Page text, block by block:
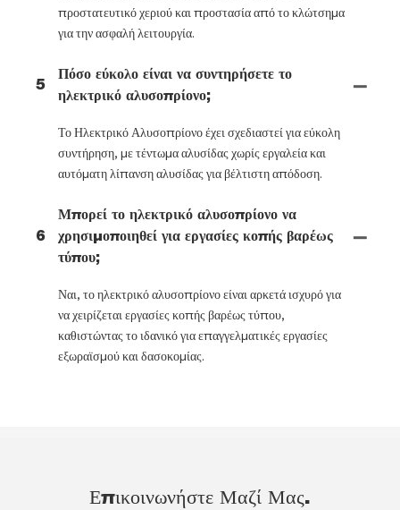
προστατευτικό χεριού και προστασία από το κλώτσημα
για την ασφαλή λειτουργία.
5
Πόσο εύκολο είναι να συντηρήσετε το
ηλεκτρικό αλυσοπρίονο;
Το Ηλεκτρικό Αλυσοπρίονο έχει σχεδιαστεί για εύκολη
συντήρηση, με τέντωμα αλυσίδας χωρίς εργαλεία και
αυτόματη λίπανση αλυσίδας για βέλτιστη απόδοση.
6
Μπορεί το ηλεκτρικό αλυσοπρίονο να
χρησιμοποιηθεί για εργασίες κοπής βαρέως
τύπου;
Ναι, το ηλεκτρικό αλυσοπρίονο είναι αρκετά ισχυρό για
να χειρίζεται εργασίες κοπής βαρέως τύπου,
καθιστώντας το ιδανικό για επαγγελματικές εργασίες
εξωραϊσμού και δασοκομίας.
Επικοινωνήστε Μαζί Μας.